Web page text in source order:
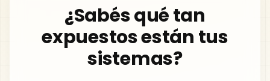
¿Sabés qué tan
expuestos están tus
sistemas?